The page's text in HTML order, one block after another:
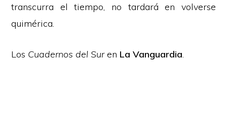
transcurra el tiempo, no tardará en volverse
quimérica.
Los Cuadernos del Suren La Vanguardia.